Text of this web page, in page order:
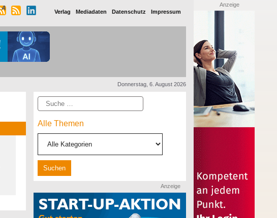
Verlag Mediadaten Datenschutz Impressum
Donnerstag, 6. August 2026
Suche
Alle Themen
Anzeige
Anzeige